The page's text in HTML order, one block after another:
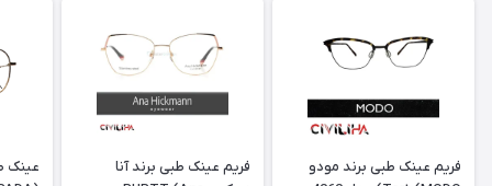
فریم عینک طبی برند مودو
فریم عینک طبی برند آنا
عینک